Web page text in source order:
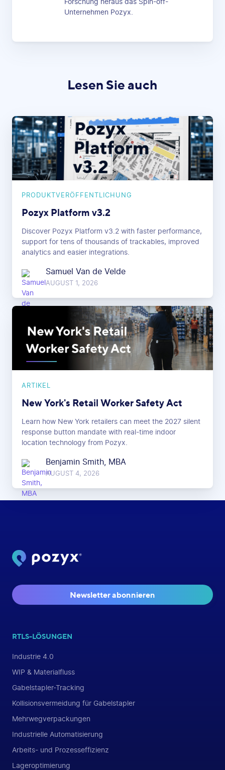
Forschung heraus das Spin-off-
Unternehmen Pozyx.
Lesen Sie auch
PRODUKTVERÖFFENTLICHUNG
Pozyx Platform v3.2
Discover Pozyx Platform v3.2 with faster performance,
support for tens of thousands of trackables, improved
analytics and easier integrations.
Samuel Van de Velde
AUGUST 1, 2026
ARTIKEL
New York's Retail Worker Safety Act
Learn how New York retailers can meet the 2027 silent
response button mandate with real-time indoor
location technology from Pozyx.
Benjamin Smith, MBA
AUGUST 4, 2026
Newsletter abonnieren
RTLS-LÖSUNGEN
Industrie 4.0
WIP & Materialfluss
Gabelstapler-Tracking
Kollisionsvermeidung für Gabelstapler
Mehrwegverpackungen
Industrielle Automatisierung
Arbeits- und Prozesseffizienz
Lageroptimierung